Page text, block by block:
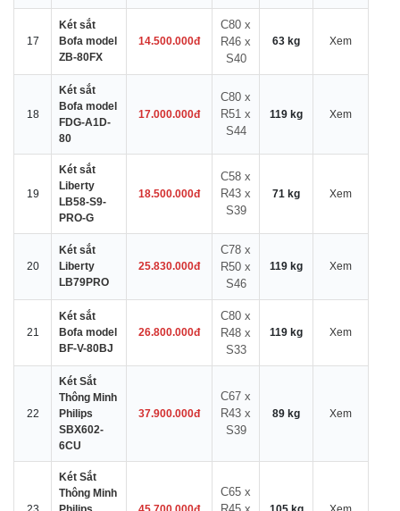
17
Két sắt
Bofa model
ZB-80FX
14.500.000đ
C80 x
R46 x
S40
63 kg Xem
18
Két sắt
Bofa model
FDG-A1D-
80
17.000.000đ
C80 x
R51 x
S44
119 kg Xem
19
Két sắt
Liberty
LB58-S9-
PRO-G
18.500.000đ
C58 x
R43 x
S39
71 kg Xem
20
Két sắt
Liberty
LB79PRO
25.830.000đ
C78 x
R50 x
S46
119 kg Xem
21
Két sắt
Bofa model
BF-V-80BJ
26.800.000đ
C80 x
R48 x
S33
119 kg Xem
22
Két Sắt
Thông Minh
Philips
SBX602-
6CU
37.900.000đ
C67 x
R43 x
S39
89 kg Xem
Két Sắt
Thông Minh
C65 x